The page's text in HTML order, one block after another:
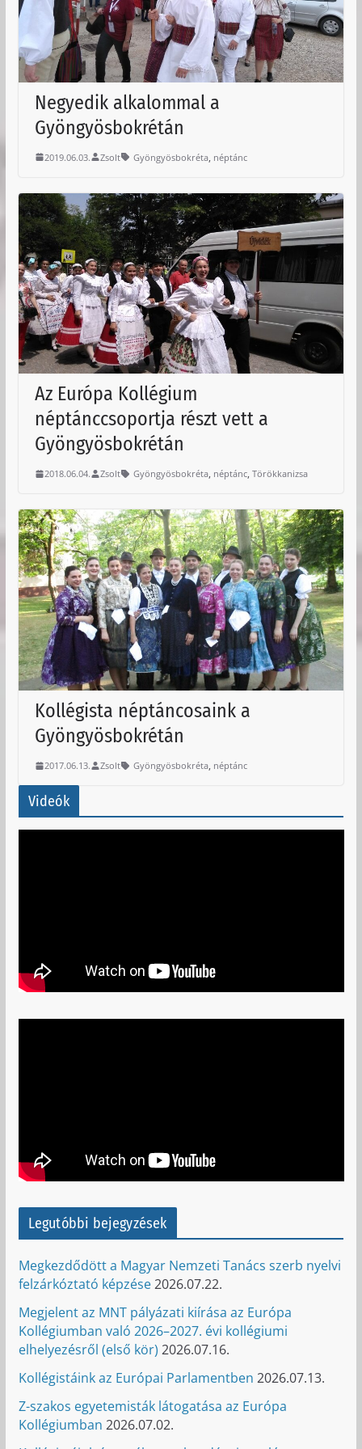
Negyedik alkalommal a
Gyöngyösbokrétán
2019.06.03. Zsolt Gyöngyösbokréta, néptánc
Az Európa Kollégium
néptánccsoportja részt vett a
Gyöngyösbokrétán
2018.06.04. Zsolt Gyöngyösbokréta, néptánc, Törökkanizsa
Kollégista néptáncosaink a
Gyöngyösbokrétán
2017.06.13. Zsolt Gyöngyösbokréta, néptánc
Videók
Legutóbbi bejegyzések
Megkezdődött a Magyar Nemzeti Tanács szerb nyelvi
felzárkóztató képzése2026.07.22.
Megjelent az MNT pályázati kiírása az Európa
Kollégiumban való 2026–2027. évi kollégiumi
elhelyezésről (első kör) 2026.07.16.
Kollégistáink az Európai Parlamentben 2026.07.13.
Z-szakos egyetemisták látogatása az Európa
Kollégiumban 2026.07.02.